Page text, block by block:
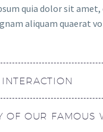
quia dolor sit
aliquam quaerat
OF OUR FAMOUS